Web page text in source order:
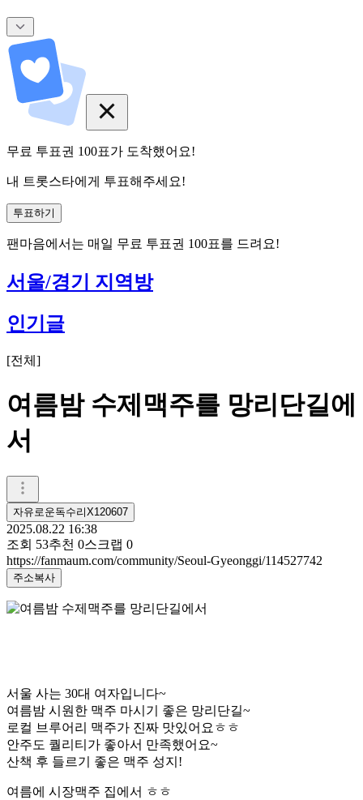
무료 투표권 100표가 도착했어요!
내 트롯스타에게 투표해주세요!
투표하기
팬마음에서는 매일 무료 투표권 100표를 드려요!
서울/경기 지역방
인기글
[전체 ]
여름밤 수제맥주를 망리단길에
서
자유로운독수리X120607
2025.08.22 16:38
조회 53추천 0스크랩 0
https://fanmaum.com/community/Seoul-Gyeonggi/114527742
주소복사
서울 사는 30대 여자입니다~
여름밤 시원한 맥주 마시기 좋은 망리단길~
로컬 브루어리 맥주가 진짜 맛있어요ㅎㅎ
안주도 퀄리티가 좋아서 만족했어요~
산책 후 들르기 좋은 맥주 성지!
여름에 시장맥주 집에서 ㅎㅎ